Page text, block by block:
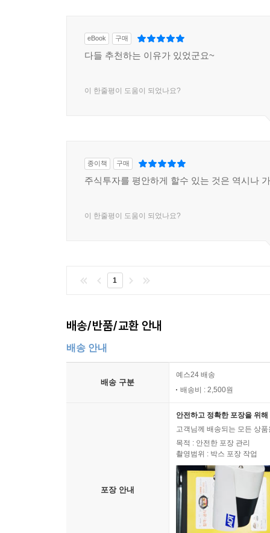
eBook 구매
다들 추천하는 이유가 있었군요~
이 한줄평이 도움이 되었나요?
종이책 구매
주식투자를 평안하게 할수 있는 것은 역시나
이 한줄평이 도움이 되었나요?
1
배송/반품/교환 안내
배송 안내
배송 구분
예스24 배송
배송비 : 2,500원
포장 안내
안전하고 정확한 포장을 위
고객님께 배송되는 모든 상
목적 : 안전한 포장 관리
촬영범위 : 박스 포장 작업